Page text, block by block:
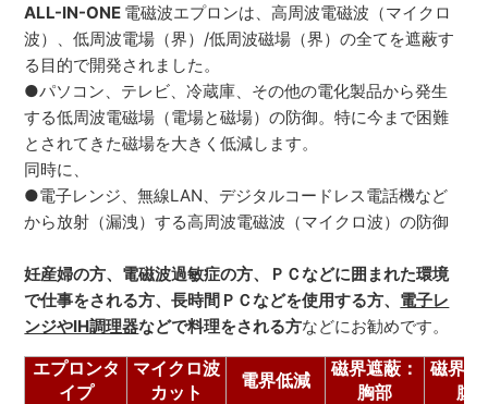
ALL-IN-ONE 電磁波エプロンは、高周波電磁波（マイクロ
波）、低周波電場（界）/低周波磁場（界）の全てを遮蔽す
る目的で開発されました。
●パソコン、テレビ、冷蔵庫、その他の電化製品から発生
する低周波電磁場（電場と磁場）の防御。特に今まで困難
とされてきた磁場を大きく低減します。
同時に、
●電子レンジ、無線LAN、デジタルコードレス電話機など
から放射（漏洩）する高周波電磁波（マイクロ波）の防御
妊産婦の方、電磁波過敏症の方、ＰＣなどに囲まれた環境
で仕事をされる方、長時間ＰＣなどを使用する方、 電子レ
ンジやIH調理器などで料理をされる方などにお勧めです。
エプロンタ
イプ
マイクロ波
カット
電界低減
磁界遮蔽：
胸部
磁界遮
腹